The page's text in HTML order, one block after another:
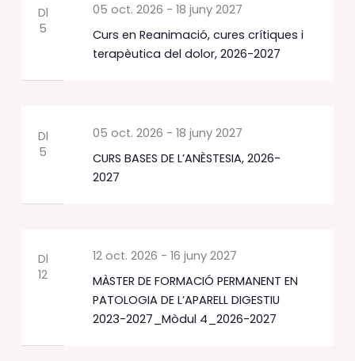
Dl
5
Curs en Reanimació, cures crítiques i
terapèutica del dolor, 2026-2027
05 oct. 2026 - 18 juny 2027
Dl
5
CURS BASES DE L’ANÈSTESIA, 2026-
2027
05 oct. 2026 - 18 juny 2027
Dl
12
MÀSTER DE FORMACIÓ PERMANENT EN
PATOLOGIA DE L’APARELL DIGESTIU
2023-2027_Mòdul 4_2026-2027
12 oct. 2026 - 16 juny 2027